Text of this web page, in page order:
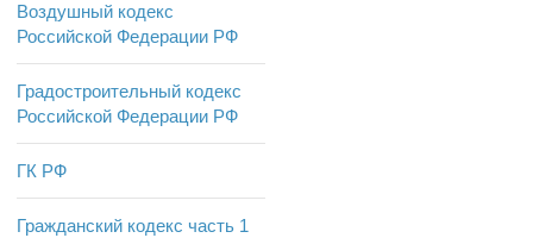
Воздушный кодекс
Российской Федерации РФ
Градостроительный кодекс
Российской Федерации РФ
ГК РФ
Гражданский кодекс часть 1